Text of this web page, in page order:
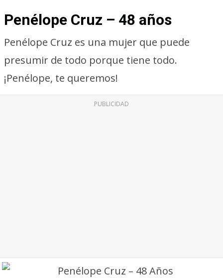
Penélope Cruz – 48 años
Penélope Cruz es una mujer que puede
presumir de todo porque tiene todo.
¡Penélope, te queremos!
PUBLICIDAD